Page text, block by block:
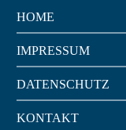
HOME
IMPRESSUM
DATENSCHUTZ
KONTAKT